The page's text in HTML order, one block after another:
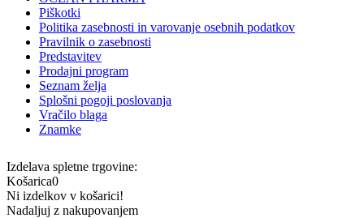
Piškotki
Politika zasebnosti in varovanje osebnih podatkov
Pravilnik o zasebnosti
Predstavitev
Prodajni program
Seznam želja
Splošni pogoji poslovanja
Vračilo blaga
Znamke
Izdelava spletne trgovine:
Košarica0
Ni izdelkov v košarici!
Nadaljuj z nakupovanjem